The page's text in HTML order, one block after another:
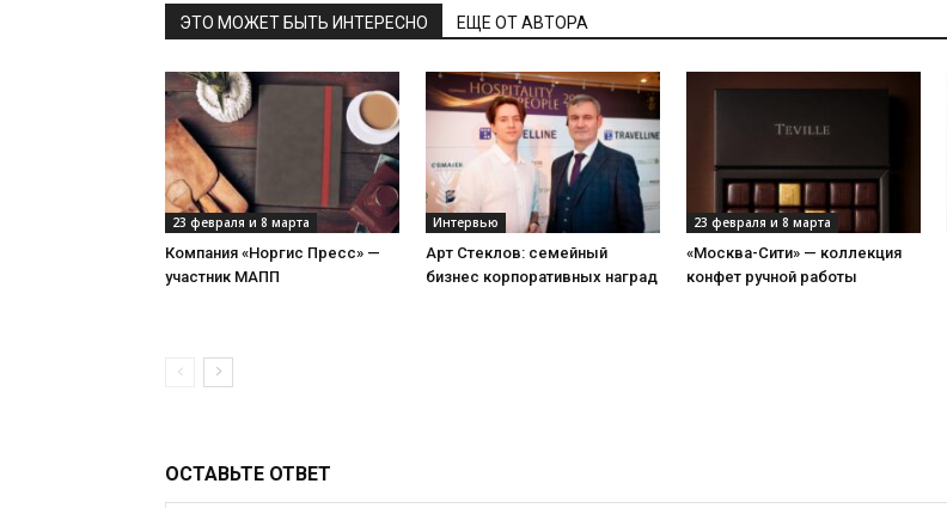
ЭТО МОЖЕТ БЫТЬ ИНТЕРЕСНО ЕЩЕ ОТ АВТОРА
23 февраля и 8 марта
Компания «Норгис Пресс» —
участник МАПП
Интервью
Арт Стеклов: семейный
бизнес корпоративных наград
23 февраля и 8 марта
«Москва-Сити» — коллекция
конфет ручной работы
ОСТАВЬТЕ ОТВЕТ